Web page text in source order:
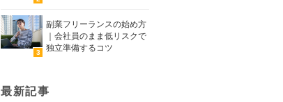
副業フリーランスの始め方
｜会社員のまま低リスクで
独立準備するコツ
最新記事